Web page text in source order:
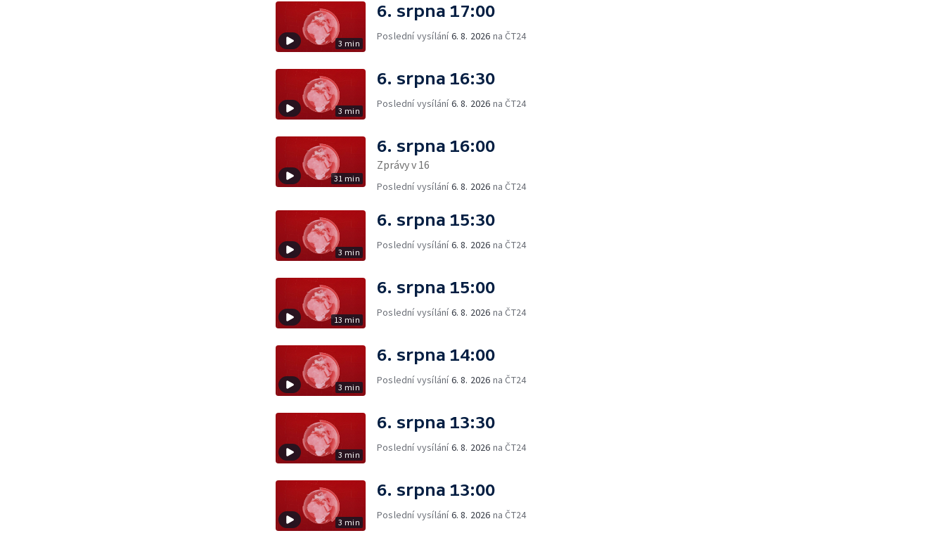
3 min
6. srpna 17:00
Poslední vysílání6. 8. 2026 na ČT24
3 min
6. srpna 16:30
Poslední vysílání6. 8. 2026 na ČT24
31 min
6. srpna 16:00
Zprávy v 16
Poslední vysílání6. 8. 2026 na ČT24
3 min
6. srpna 15:30
Poslední vysílání6. 8. 2026 na ČT24
13 min
6. srpna 15:00
Poslední vysílání6. 8. 2026 na ČT24
3 min
6. srpna 14:00
Poslední vysílání6. 8. 2026 na ČT24
3 min
6. srpna 13:30
Poslední vysílání6. 8. 2026 na ČT24
3 min
6. srpna 13:00
Poslední vysílání6. 8. 2026 na ČT24